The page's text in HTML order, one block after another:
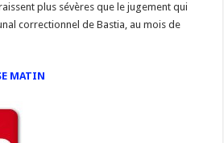
plus sévères que le jugement qui
correctionnel de Bastia, au mois de
MATIN